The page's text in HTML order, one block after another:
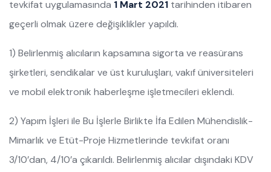
tevkifat uygulamasında 1 Mart 2021 tarihinden itibaren
geçerli olmak üzere değişiklikler yapıldı.
1) Belirlenmiş alıcıların kapsamına sigorta ve reasürans
şirketleri, sendikalar ve üst kuruluşları, vakıf üniversiteleri
ve mobil elektronik haberleşme işletmecileri eklendi.
2) Yapım İşleri ile Bu İşlerle Birlikte İfa Edilen Mühendislik-
Mimarlık ve Etüt-Proje Hizmetlerinde tevkifat oranı
3/10’dan, 4/10’a çıkarıldı. Belirlenmiş alıcılar dışındaki KDV